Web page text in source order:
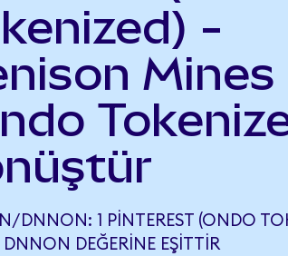
-
Mines
DNNON: 1 PINTEREST (ONDO
DEĞERINE EŞITTIR